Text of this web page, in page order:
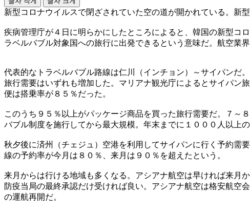
新型コロナウイルスで閉ざされていた空の道が開かれている。新
疾病管理庁が４日に明らかにしたところによると、韓国の新型コ
ラベルバブル対象国への旅行に出発できるという意味だ。航空業
代表的なトラベルバブル路線は仁川（インチョン）～サイパンだ
旅行需要はいずれも増加した。マリアナ観光庁によるとサイパン
便は搭乗率が８５％だった。
このうち９５％以上がパッケージ商品を買った旅行需要だ。７～
バブル制度を施行してから最大規模。年末までに１０００人以上
秋夕後に済州（チェジュ）空港を利用してサイパンに行く予約需
線の予約率が今月は８０％、来月は９０％を超えたという。
来月からは行ける地域も多くなる。アシアナ航空は早ければ来月
防疫当局の最終承認だけ受ければ良い。アシアナ航空は格安航空
の運航再開だ。